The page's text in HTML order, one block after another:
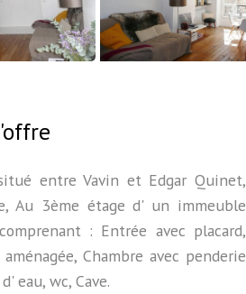
entre Vavin et Edgar Quinet,
Au 3ème étage d' un immeuble
: Entrée avec placard,
Chambre avec penderie
eau, wc, Cave.